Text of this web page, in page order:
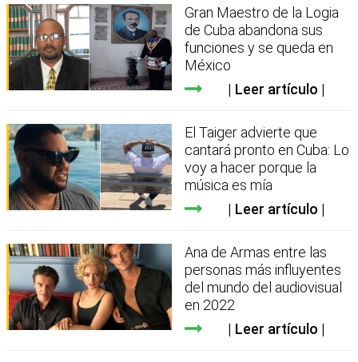
Gran Maestro de la Logia
de Cuba abandona sus
funciones y se queda en
México
Leer artículo
El Taiger advierte que
cantará pronto en Cuba: Lo
voy a hacer porque la
música es mía
Leer artículo
Ana de Armas entre las
personas más influyentes
del mundo del audiovisual
en 2022
Leer artículo